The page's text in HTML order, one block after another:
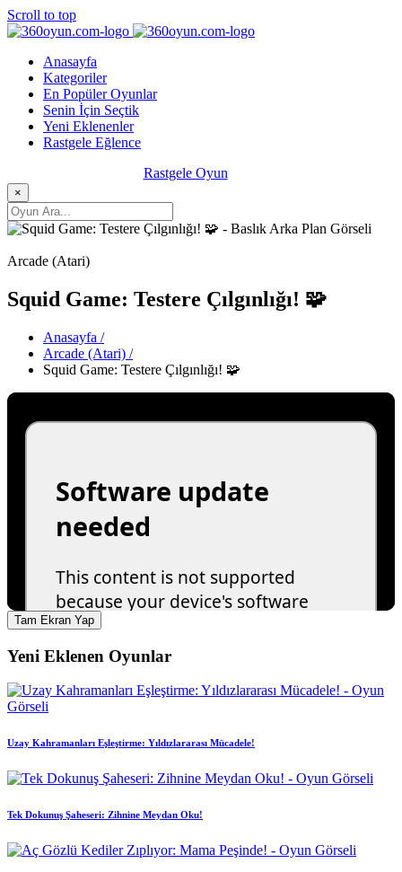
Scroll to top
Anasayfa
Kategoriler
En Popüler Oyunlar
Senin İçin Seçtik
Yeni Eklenenler
Rastgele Eğlence
Rastgele Oyun
×
Arcade (Atari)
Squid Game: Testere Çılgınlığı! 🧩
Anasayfa /
Arcade (Atari) /
Squid Game: Testere Çılgınlığı! 🧩
Tam Ekran Yap
Yeni Eklenen Oyunlar
Uzay Kahramanları Eşleştirme: Yıldızlararası Mücadele!
Tek Dokunuş Şaheseri: Zihnine Meydan Oku!